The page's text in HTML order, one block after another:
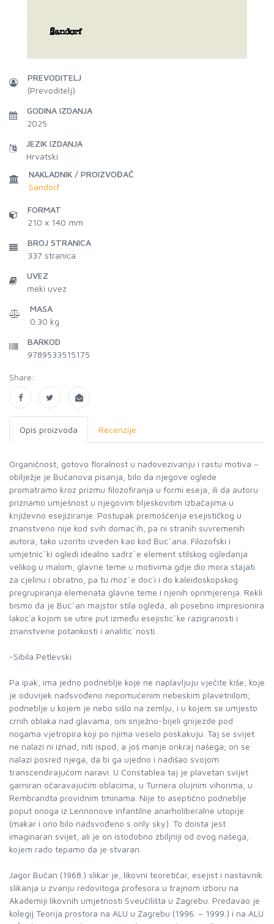
PREVODITELJ
(Prevoditelj)
GODINA IZDANJA
2025
JEZIK IZDANJA
Hrvatski
NAKLADNIK / PROIZVOĐAČ
Sandorf
FORMAT
210 x 140 mm
BROJ STRANICA
337 stranica
UVEZ
meki uvez
MASA
0.30 kg
BARKOD
9789533515175
Share:
Opis proizvoda Recenzije
Organičnost, gotovo floralnost u nadovezivanju i rastu motiva –
obilježje je Bučanova pisanja, bilo da njegove oglede
promatramo kroz prizmu filozofiranja u formi eseja, ili da autoru
priznamo umješnost u njegovim bljeskovitim izbačajima u
književno esejiziranje. Postupak premošćenja esejističkog u
znanstveno nije kod svih domac´ih, pa ni stranih suvremenih
autora, tako uzorito izveden kao kod Bucˇana. Filozofski i
umjetnicˇki ogledi idealno sadrzˇe element stilskog ogledanja
velikog u malom, glavne teme u motivima gdje dio mora stajati
za cjelinu i obratno, pa tu mozˇe doc´i i do kaleidoskopskog
pregrupiranja elemenata glavne teme i njenih oprimjerenja. Rekli
bismo da je Bucˇan majstor stila ogleda, ali posebno impresionira
lakoc´a kojom se utire put između esejisticˇke razigranosti i
znanstvene potankosti i analiticˇnosti.
-Sibila Petlevski
Pa ipak, ima jedno podneblje koje ne naplavljuju vječite kiše, koje
je oduvijek nadsvođeno nepomućenim nebeskim plavetnilom;
podneblje u kojem je nebo sišlo na zemlju, i u kojem se umjesto
crnih oblaka nad glavama, oni snježno-bijeli gnijezde pod
nogama vjetropira koji po njima veselo poskakuju. Taj se svijet
ne nalazi ni iznad, niti ispod, a još manje onkraj našega; on se
nalazi posred njega, da bi ga ujedno i nadišao svojom
transcendirajućom naravi. U Constablea taj je plavetan svijet
garniran očaravajućim oblacima, u Turnera olujnim vihorima, u
Rembrandta providnim tminama. Nije to aseptično podneblje
poput onoga iz Lennonove infantilne anarholiberalne utopije
(makar i ono bilo nadsvođeno s only sky). To doista jest
imaginaran svijet, ali je on istodobno zbiljniji od ovog našega,
kojem rado tepamo da je stvaran.
Jagor Bučan (1968.) slikar je, likovni teoretičar, esejist i nastavnik
slikanja u zvanju redovitoga profesora u trajnom izboru na
Akademiji likovnih umjetnosti Sveučilišta u Zagrebu. Predavao je
kolegij Teorija prostora na ALU u Zagrebu (1996. – 1999.) i na ALU